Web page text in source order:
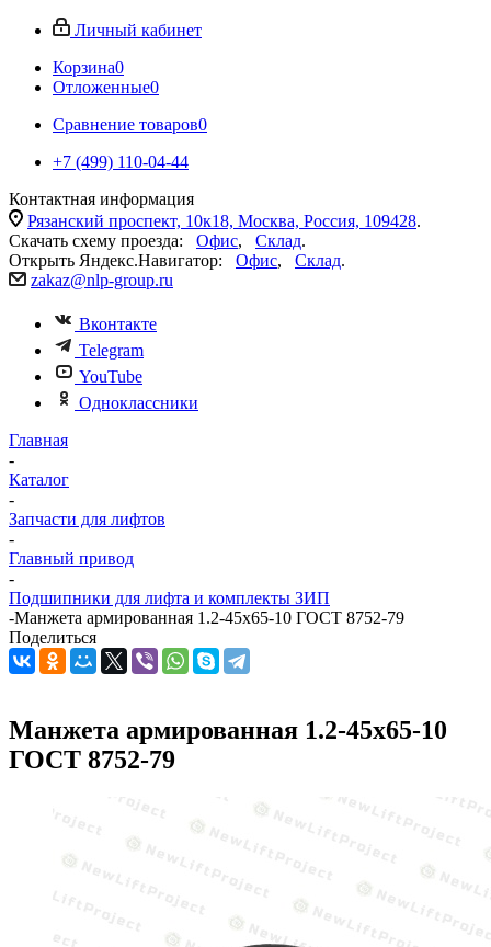
Личный кабинет
Корзина0
Отложенные0
Сравнение товаров0
+7 (499) 110-04-44
Контактная информация
Рязанский проспект, 10к18, Москва, Россия, 109428.
Скачать схему проезда: Офис, Склад.
Открыть Яндекс.Навигатор: Офис, Склад.
zakaz@nlp-group.ru
Вконтакте
Telegram
YouTube
Одноклассники
Главная
-
Каталог
-
Запчасти для лифтов
-
Главный привод
-
Подшипники для лифта и комплекты ЗИП
-Манжета армированная 1.2-45х65-10 ГОСТ 8752-79
Поделиться
Манжета армированная 1.2-45х65-10
ГОСТ 8752-79